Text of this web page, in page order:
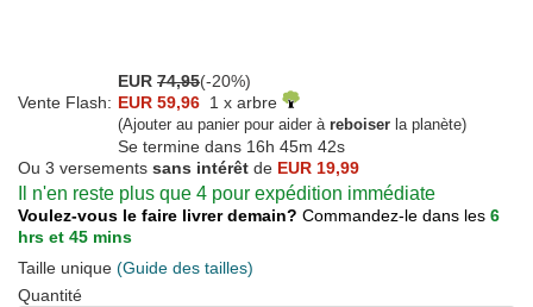
EUR 74,95(-20%)
Vente Flash: EUR 59,96 1 x arbre
(Ajouter au panier pour aider à reboiser la planète)
Se termine dans 16h 45m 42s
Ou 3 versements sans intérêt de EUR 19,99
Il n'en reste plus que 4 pour expédition immédiate
Voulez-vous le faire livrer demain? Commandez-le dans les 6
hrs et 45 mins
Taille unique (Guide des tailles)
Quantité